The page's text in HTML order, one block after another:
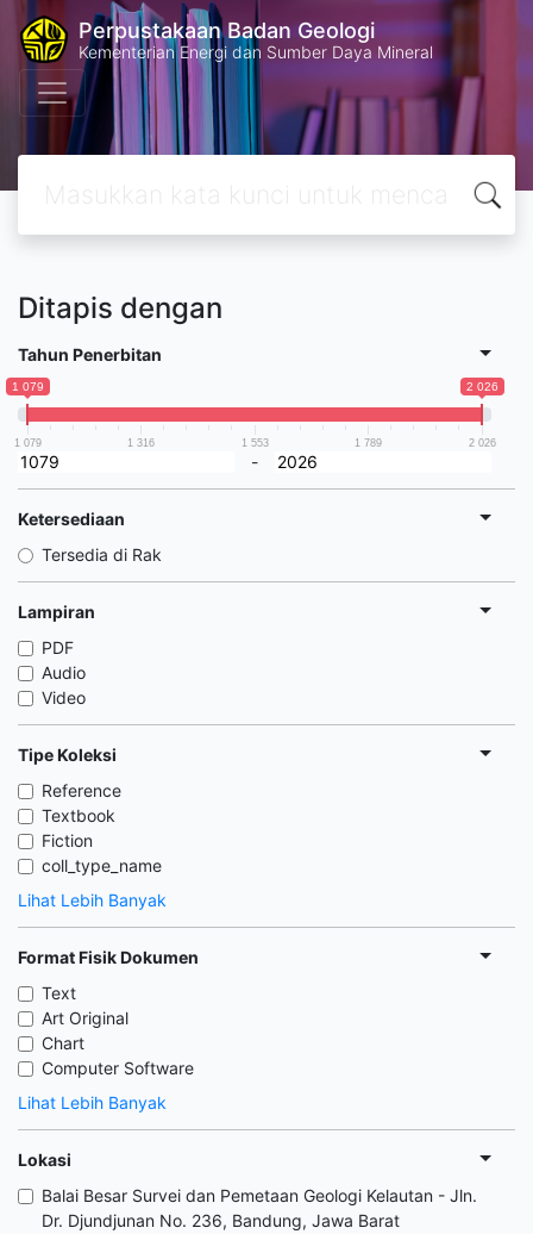
Perpustakaan Badan Geologi
Kementerian Energi dan Sumber Daya Mineral
Ditapis dengan
Tahun Penerbitan
1 079 2 026
1 079 1 316 1 553 1 789 2 026
-
Ketersediaan
Tersedia di Rak
Lampiran
PDF
Audio
Video
Tipe Koleksi
Reference
Textbook
Fiction
coll_type_name
Lihat Lebih Banyak
Format Fisik Dokumen
Text
Art Original
Chart
Computer Software
Lihat Lebih Banyak
Lokasi
Balai Besar Survei dan Pemetaan Geologi Kelautan - Jln.
Dr. Djundjunan No. 236, Bandung, Jawa Barat